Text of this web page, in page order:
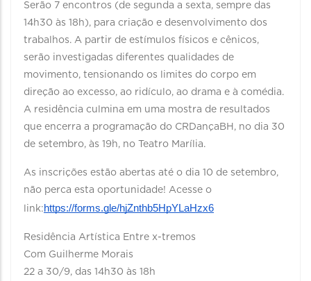
Serão 7 encontros (de segunda a sexta, sempre das
14h30 às 18h), para criação e desenvolvimento dos
trabalhos. A partir de estímulos físicos e cênicos,
serão investigadas diferentes qualidades de
movimento, tensionando os limites do corpo em
direção ao excesso, ao ridículo, ao drama e à comédia.
A residência culmina em uma mostra de resultados
que encerra a programação do CRDançaBH, no dia 30
de setembro, às 19h, no Teatro Marília.
As inscrições estão abertas até o dia 10 de setembro,
não perca esta oportunidade! Acesse o
link: https://forms.gle/hjZnthb5HpYLaHzx6
Residência Artística Entre x-tremos
Com Guilherme Morais
22 a 30/9, das 14h30 às 18h